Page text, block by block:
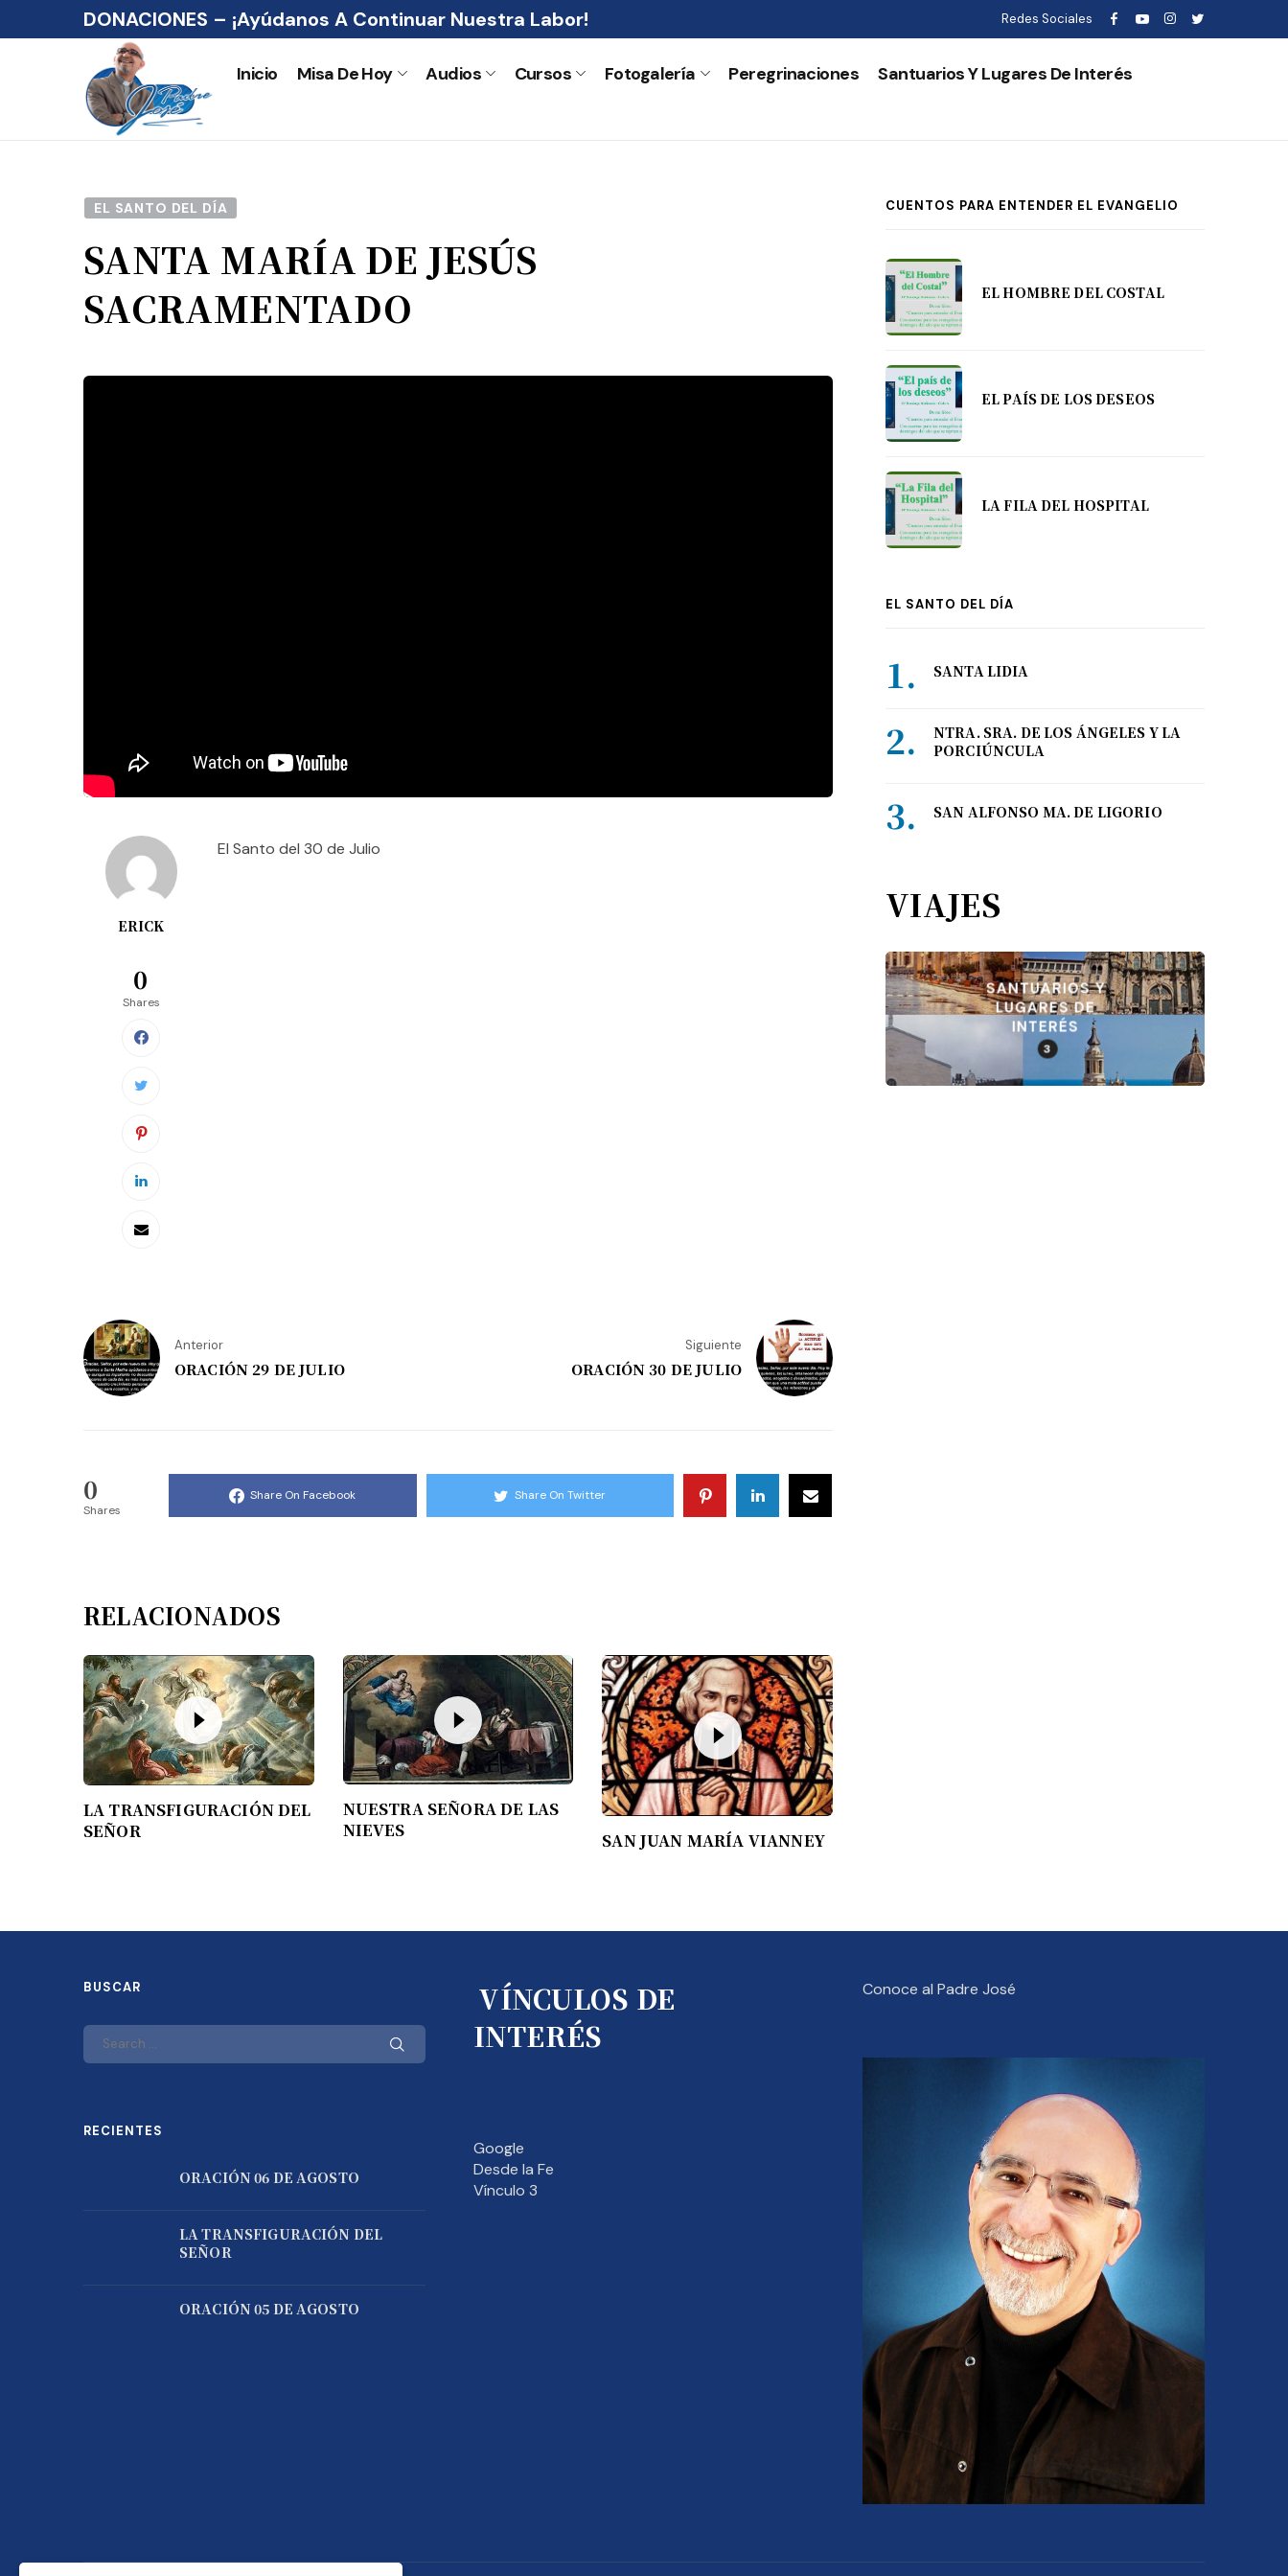
DONACIONES – ¡Ayúdanos A Continuar Nuestra Labor! Redes Sociales
Inicio Misa De Hoy Audios Cursos Fotogalería Peregrinaciones Santuarios Y Lugares De Interés
EL SANTO DEL DÍA
SANTA MARÍA DE JESÚS
SACRAMENTADO
ERICK
0
Shares
El Santo del 30 de Julio
Anterior
ORACIÓN 29 DE JULIO
Siguiente
ORACIÓN 30 DE JULIO
0
Shares
Share On Facebook Share On Twitter
RELACIONADOS
LA TRANSFIGURACIÓN DEL
SEÑOR
NUESTRA SEÑORA DE LAS
NIEVES
SAN JUAN MARÍA VIANNEY
CUENTOS PARA ENTENDER EL EVANGELIO
EL HOMBRE DEL COSTAL
EL PAÍS DE LOS DESEOS
LA FILA DEL HOSPITAL
EL SANTO DEL DÍA
SANTA LIDIA
NTRA. SRA. DE LOS ÁNGELES Y LA
PORCIÚNCULA
SAN ALFONSO MA. DE LIGORIO
VIAJES
SANTUARIOS Y
LUGARES DE
INTERÉS
3
BUSCAR
RECIENTES
ORACIÓN 06 DE AGOSTO
LA TRANSFIGURACIÓN DEL
SEÑOR
ORACIÓN 05 DE AGOSTO
VÍNCULOS DE
INTERÉS
Google
Desde la Fe
Vínculo 3
Conoce al Padre José